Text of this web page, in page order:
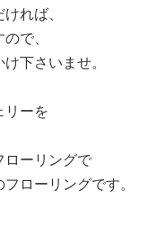
れば、
で、
下さいませ。
リーを
ローリングで
ローリングです。